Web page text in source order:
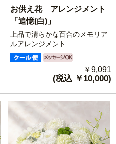
お供え花 アレンジメント
「追憶(白)」
上品で清らかな百合のメモリア
ルアレンジメント
￥9,091
(税込 ￥10,000)